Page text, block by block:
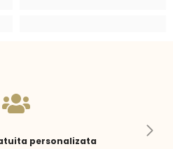
personalizata